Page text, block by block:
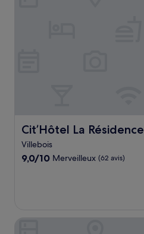
Cit’Hôtel La Résidence
Cit’Hôtel La Résidence
Villebois
9.0
9,0/10 Merveilleux (62 avis)